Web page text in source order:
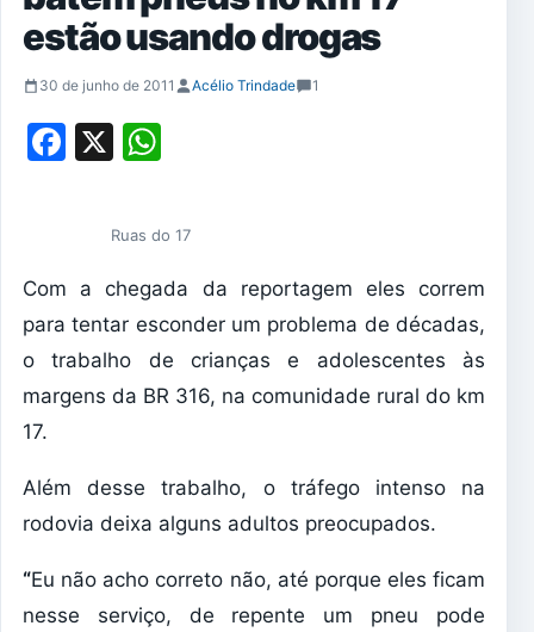
estão usando drogas
30 de junho de 2011 Acélio Trindade 1
Facebook
X
Ruas do 17
Com a chegada da reportagem eles correm
para tentar esconder um problema de décadas,
o trabalho de crianças e adolescentes às
margens da BR 316, na comunidade rural do km
17.
Além desse trabalho, o tráfego intenso na
rodovia deixa alguns adultos preocupados.
“Eu não acho correto não, até porque eles ficam
nesse serviço, de repente um pneu pode